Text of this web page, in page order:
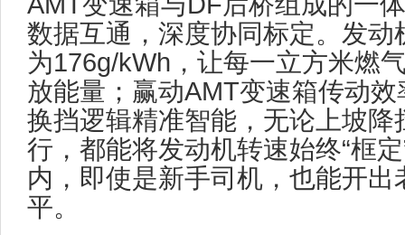
数据互通，深度协同标定。发动
为176g/kWh，让每一立方米燃
放能量；赢动AMT变速箱传动
换挡逻辑精准智能，无论上坡降
行，都能将发动机转速始终“框
内，即使是新手司机，也能开出
平。